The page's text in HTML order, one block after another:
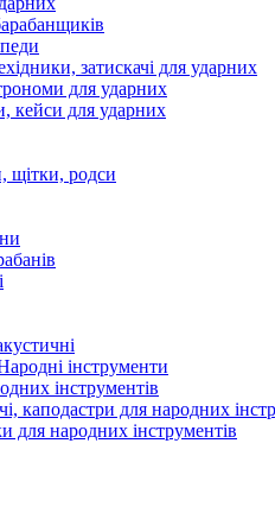
затискачі для ударних
для ударних
кейси для ударних
щітки, родси
інструменти
інструментів
каподастри для народних
для народних інструментів